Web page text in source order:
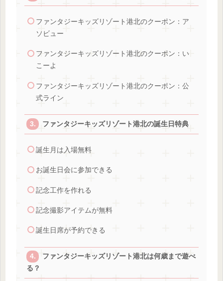
ファンタジーキッズリゾート港北のクーポン：ア
ソビュー
ファンタジーキッズリゾート港北のクーポン：い
こーよ
ファンタジーキッズリゾート港北のクーポン：公
式ライン
ファンタジーキッズリゾート港北の誕生日特典
誕生月は入場無料
お誕生日会に参加できる
記念工作を作れる
記念撮影アイテムが無料
誕生日席が予約できる
ファンタジーキッズリゾート港北は何歳まで遊べ
る？